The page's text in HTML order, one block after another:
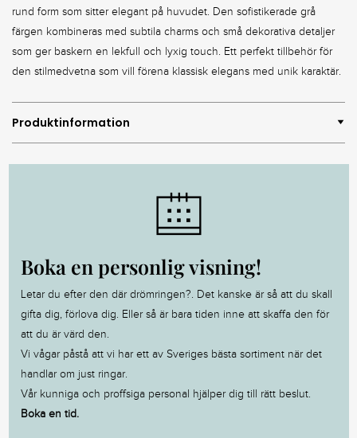
rund form som sitter elegant på huvudet. Den sofistikerade grå
färgen kombineras med subtila charms och små dekorativa detaljer
som ger baskern en lekfull och lyxig touch. Ett perfekt tillbehör för
den stilmedvetna som vill förena klassisk elegans med unik karaktär.
Produktinformation
Boka en personlig visning!
Letar du efter den där drömringen?. Det kanske är så att du skall
gifta dig, förlova dig. Eller så är bara tiden inne att skaffa den för
att du är värd den.
Vi vågar påstå att vi har ett av Sveriges bästa sortiment när det
handlar om just ringar.
Vår kunniga och proffsiga personal hjälper dig till rätt beslut.
Boka en tid.